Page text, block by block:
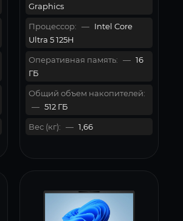
Graphics
Процессор: — Intel Core
Ultra 5 125H
Оперативная память: — 16
ГБ
Общий объем накопителей:
— 512 ГБ
Вес (кг): — 1,66